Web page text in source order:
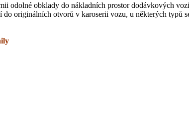
odolné obklady do nákladních prostor dodávkových
originálních otvorů v karoserii vozu, u některých typů